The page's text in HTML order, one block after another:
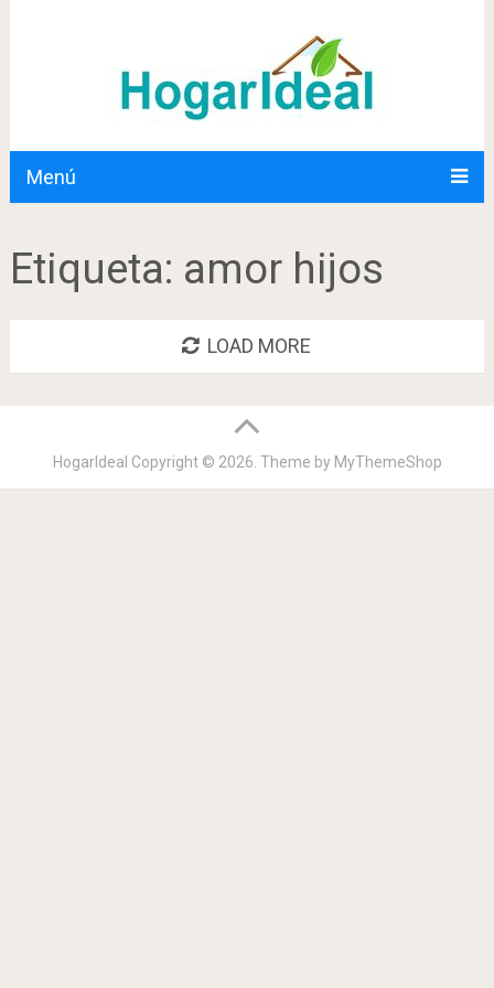
Menú
Etiqueta: amor hijos
LOAD MORE
HogarIdeal Copyright © 2026. Theme by MyThemeShop